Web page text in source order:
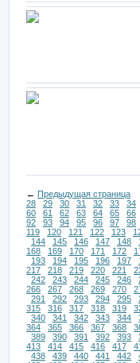
← Предыдущая страница
28
29 30 31 32 33 34
60
61 62 63 64 65 66
92
93 94 95 96 97 98
119
120 121 122 123
144
145 146 147 148
168
169 170 171 172
193
194 195 196 197
217
218 219 220 221
242
243 244 245 246
266
267 268 269 270
291
292 293 294 295
315
316 317 318 319
340
341 342 343 344
364
365 366 367 368
389
390 391 392 393
413
414 415 416 417
438
439 440 441 442